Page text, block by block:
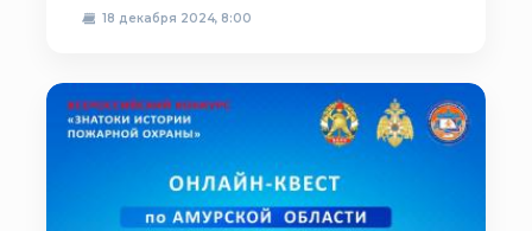
18 декабря 2024, 8:00